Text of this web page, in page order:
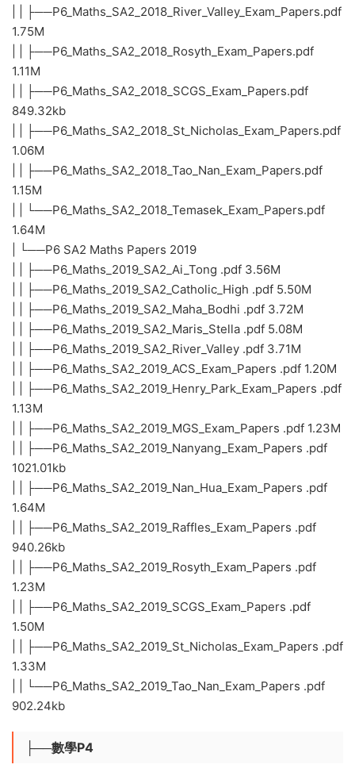
| | ├──P6_Maths_SA2_2018_River_Valley_Exam_Papers.pdf
1.75M
| | ├──P6_Maths_SA2_2018_Rosyth_Exam_Papers.pdf
1.11M
| | ├──P6_Maths_SA2_2018_SCGS_Exam_Papers.pdf
849.32kb
| | ├──P6_Maths_SA2_2018_St_Nicholas_Exam_Papers.pdf
1.06M
| | ├──P6_Maths_SA2_2018_Tao_Nan_Exam_Papers.pdf
1.15M
| | └──P6_Maths_SA2_2018_Temasek_Exam_Papers.pdf
1.64M
| └──P6 SA2 Maths Papers 2019
| | ├──P6_Maths_2019_SA2_Ai_Tong .pdf 3.56M
| | ├──P6_Maths_2019_SA2_Catholic_High .pdf 5.50M
| | ├──P6_Maths_2019_SA2_Maha_Bodhi .pdf 3.72M
| | ├──P6_Maths_2019_SA2_Maris_Stella .pdf 5.08M
| | ├──P6_Maths_2019_SA2_River_Valley .pdf 3.71M
| | ├──P6_Maths_SA2_2019_ACS_Exam_Papers .pdf 1.20M
| | ├──P6_Maths_SA2_2019_Henry_Park_Exam_Papers .pdf
1.13M
| | ├──P6_Maths_SA2_2019_MGS_Exam_Papers .pdf 1.23M
| | ├──P6_Maths_SA2_2019_Nanyang_Exam_Papers .pdf
1021.01kb
| | ├──P6_Maths_SA2_2019_Nan_Hua_Exam_Papers .pdf
1.64M
| | ├──P6_Maths_SA2_2019_Raffles_Exam_Papers .pdf
940.26kb
| | ├──P6_Maths_SA2_2019_Rosyth_Exam_Papers .pdf
1.23M
| | ├──P6_Maths_SA2_2019_SCGS_Exam_Papers .pdf
1.50M
| | ├──P6_Maths_SA2_2019_St_Nicholas_Exam_Papers .pdf
1.33M
| | └──P6_Maths_SA2_2019_Tao_Nan_Exam_Papers .pdf
902.24kb
├──數學P4